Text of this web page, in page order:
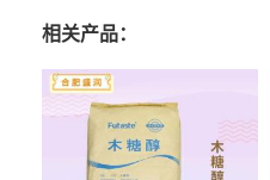
相关产品：